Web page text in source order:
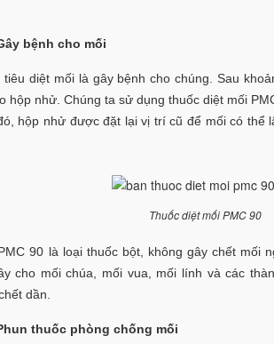
bệnh cho mối
diệt mối là gây bệnh cho chúng. Sau
hộp nhử. Chúng ta sử dụng thuốc diệt mối
hộp nhử được đặt lại vị trí cũ để mối có thể
Thuốc diệt mối PMC 90
90 là loại thuốc bột, không gây chết mối
cho mối chúa, mối vua, mối lính và các
dần.
thuốc phòng chống mối